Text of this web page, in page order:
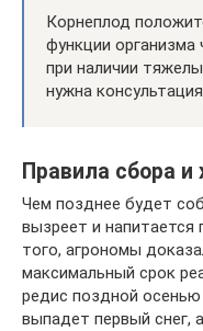
Корнеплод
функции организма
при наличии
нужна
Правила сбора и
Чем позднее будет
вызреет и напитается
того, агрономы
максимальный срок
редис поздной
выпадет первый снег,